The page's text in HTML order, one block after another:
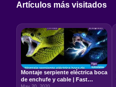
Artículos más visitados
Montaje serpiente eléctrica boca
de enchufe y cable | Fast